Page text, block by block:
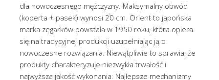
dla nowoczesnego mężczyzny. Maksymalny obwód
(koperta + pasek) wynosi 20 cm. Orient to japońska
marka zegarków powstała w 1950 roku, która opiera
się na tradycyjnej produkcji uzupełniając ją o
nowoczesne rozwiązania. Niewątpliwie to sprawia, że
produkty charakteryzuje niezwykła trwałość i
najwyższa jakość wykonania. Najlepsze mechanizmy